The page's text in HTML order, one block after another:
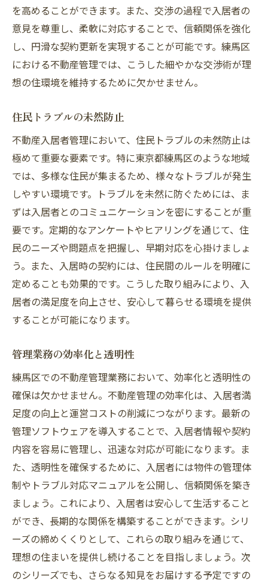
を高めることができます。また、交渉の過程で入居者の
意見を尊重し、柔軟に対応することで、信頼関係を強化
し、円滑な契約更新を実現することが可能です。練馬区
における不動産管理では、こうした細やかな交渉術が理
想の住環境を維持するために欠かせません。
住民トラブルの未然防止
不動産入居者管理において、住民トラブルの未然防止は
極めて重要な要素です。特に東京都練馬区のような地域
では、多様な住民が集まるため、様々なトラブルが発生
しやすい環境です。トラブルを未然に防ぐためには、ま
ずは入居者とのコミュニケーションを密にすることが重
要です。定期的なアンケートやヒアリングを通じて、住
民のニーズや問題点を把握し、早期対応を心掛けましょ
う。また、入居時の契約には、住民間のルールを明確に
定めることも効果的です。こうした取り組みにより、入
居者の満足度を向上させ、安心して暮らせる環境を提供
することが可能になります。
管理業務の効率化と透明性
練馬区での不動産管理業務において、効率化と透明性の
確保は欠かせません。不動産管理の効率化は、入居者満
足度の向上と運営コストの削減につながります。最新の
管理ソフトウェアを導入することで、入居者情報や契約
内容を容易に管理し、迅速な対応が可能になります。ま
た、透明性を確保するために、入居者には物件の管理体
制やトラブル対応マニュアルを公開し、信頼関係を築き
ましょう。これにより、入居者は安心して生活すること
ができ、長期的な関係を構築することができます。シリ
ーズの締めくくりとして、これらの取り組みを通じて、
理想の住まいを提供し続けることを目指しましょう。次
のシリーズでも、さらなる知見をお届けする予定ですの